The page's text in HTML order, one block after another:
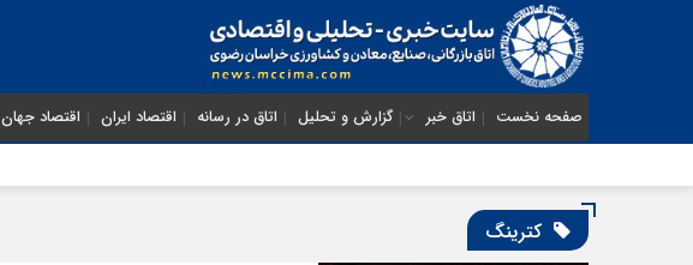
صفحه نخست اتاق خبر گزارش و تحلیل اتاق در رسانه اقتصاد ایران اقتصاد جهان
کترینگ